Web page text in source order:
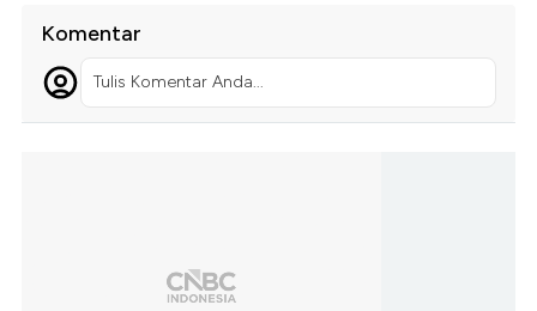
Komentar
Tulis Komentar Anda...